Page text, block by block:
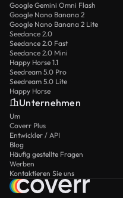
Google Gemini Omni Flash
Google Nano Banana 2
Google Nano Banana 2 Lite
Seedance 2.0
Seedance 2.0 Fast
Seedance 2.0 Mini
Happy Horse 1.1
Seedream 5.0 Pro
Seedream 5.0 Lite
Happy Horse
Unternehmen
Um
Coverr Plus
Entwickler / API
Blog
Häufig gestellte Fragen
Werben
Kontaktieren Sie uns